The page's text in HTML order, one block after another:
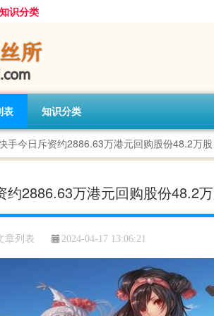
知识分类
表 知识分类
手今日斥资约2886.63万港元回购股份48.2万股
约2886.63万港元回购股份48.2
章列表 2024-04-17 13:06:21